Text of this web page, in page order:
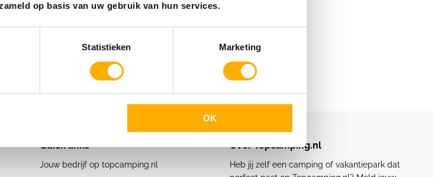
op basis van uw gebruik van hun services.
Statistieken Marketing
OK
sterren camping aanbieders
Quick links
Jouw bedrijf op topcamping.nl
Over Topcamping.nl
Heb jij zelf een camping of vakantiepark dat